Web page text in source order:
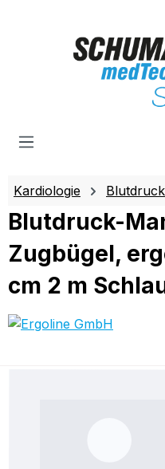
Kardiologie
Blutdruck-
Zugbügel,
cm 2 m